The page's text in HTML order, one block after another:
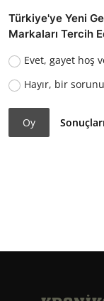
Türkiye'ye Yeni
Markaları Tercih
Evet, gayet hoş
Hayır, bir
Oy